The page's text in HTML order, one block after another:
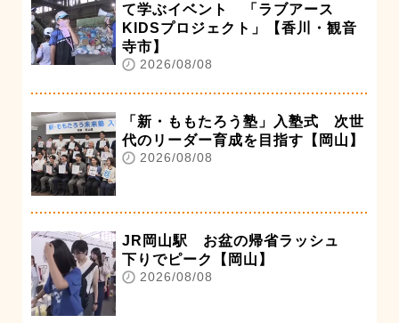
て学ぶイベント 「ラブアース
KIDSプロジェクト」【香川・観音
寺市】
2026/08/08
「新・ももたろう塾」入塾式 次世
代のリーダー育成を目指す【岡山】
2026/08/08
JR岡山駅 お盆の帰省ラッシュ
下りでピーク【岡山】
2026/08/08